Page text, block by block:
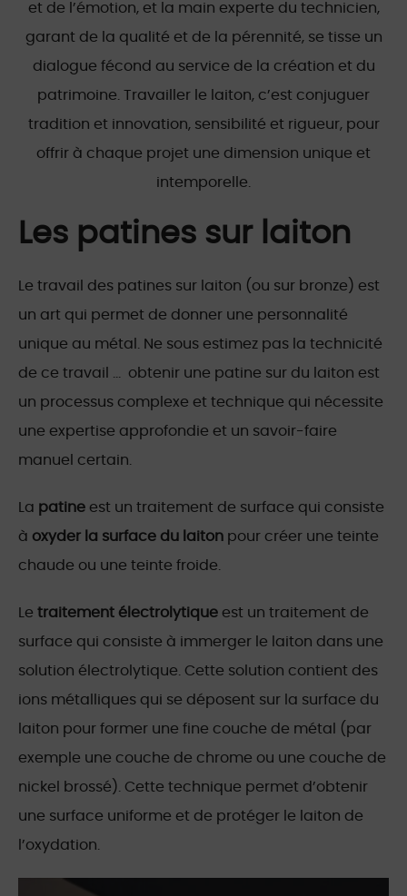
et de l’émotion, et la main experte du technicien,
garant de la qualité et de la pérennité, se tisse un
dialogue fécond au service de la création et du
patrimoine. Travailler le laiton, c’est conjuguer
tradition et innovation, sensibilité et rigueur, pour
offrir à chaque projet une dimension unique et
intemporelle.
Les patines sur laiton
Le travail des patines sur laiton (ou sur bronze) est
un art qui permet de donner une personnalité
unique au métal. Ne sous estimez pas la technicité
de ce travail … obtenir une patine sur du laiton est
un processus complexe et technique qui nécessite
une expertise approfondie et un savoir-faire
manuel certain.
La patine est un traitement de surface qui consiste
à oxyder la surface du laiton pour créer une teinte
chaude ou une teinte froide.
Le traitement électrolytique est un traitement de
surface qui consiste à immerger le laiton dans une
solution électrolytique. Cette solution contient des
ions métalliques qui se déposent sur la surface du
laiton pour former une fine couche de métal (par
exemple une couche de chrome ou une couche de
nickel brossé). Cette technique permet d’obtenir
une surface uniforme et de protéger le laiton de
l’oxydation.